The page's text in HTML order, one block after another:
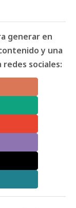
generar en
y una
sociales: